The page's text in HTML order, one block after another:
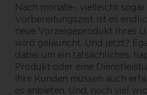
Nach monate-, vielleicht
Vorbereitungszeit ist es
neue Vorzeigeprodukt Ihres
wird gelauncht. Und jetzt?
dabei um ein tatsächliches,
Produkt oder eine
Ihre Kunden müssen auch
es anbieten. Und, noch viel